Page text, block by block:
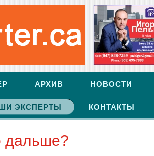
АРХИВ НОВОСТИ
ЭКСПЕРТЫ КОНТАКТЫ
дальше?